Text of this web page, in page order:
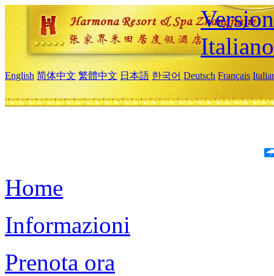
Italiano
English 简体中文 繁體中文 日本語 한국어 Deutsch Français
Home
Informazioni
Prenota ora